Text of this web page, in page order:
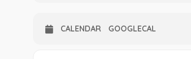
CALENDAR GOOGLECAL